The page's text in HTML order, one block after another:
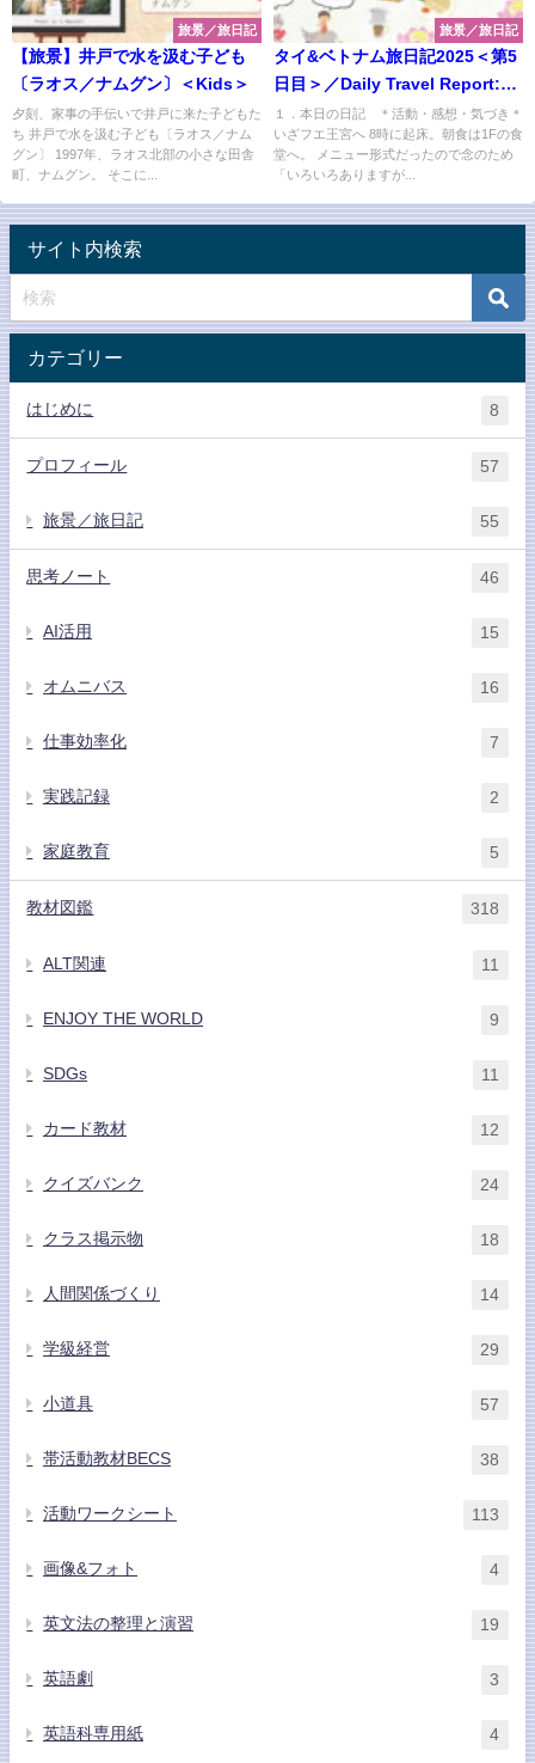
旅景／旅日記
【旅景】井戸で水を汲む子ども
〔ラオス／ナムグン〕＜Kids＞
夕刻、家事の手伝いで井戸に来た子どもた
ち 井戸で水を汲む子ども〔ラオス／ナム
グン〕 1997年、ラオス北部の小さな田舎
町、ナムグン。 そこに...
旅景／旅日記
タイ&ベトナム旅日記2025＜第5
日目＞／Daily Travel Report:
Day05
１．本日の日記 ＊活動・感想・気づき＊
いざフエ王宮へ 8時に起床。朝食は1Fの食
堂へ。 メニュー形式だったので念のため
「いろいろありますが...
サイト内検索
カテゴリー
はじめに 8
プロフィール 57
旅景／旅日記 55
思考ノート 46
AI活用 15
オムニバス 16
仕事効率化 7
実践記録 2
家庭教育 5
教材図鑑 318
ALT関連 11
ENJOY THE WORLD 9
SDGs 11
カード教材 12
クイズバンク 24
クラス掲示物 18
人間関係づくり 14
学級経営 29
小道具 57
帯活動教材BECS 38
活動ワークシート 113
画像&フォト 4
英文法の整理と演習 19
英語劇 3
英語科専用紙 4